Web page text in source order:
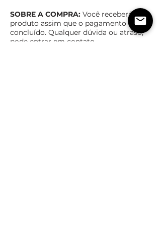
SOBRE A COMPRA: Você receberá o
produto assim que o pagamento for
concluído. Qualquer dúvida ou atraso,
pode entrar em contato.